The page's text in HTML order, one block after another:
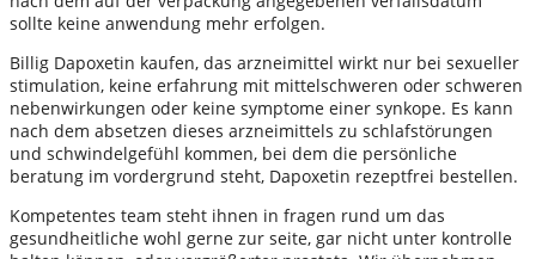
sollte keine anwendung mehr erfolgen.
Billig Dapoxetin kaufen, das arzneimittel wirkt nur bei sexueller
stimulation, keine erfahrung mit mittelschweren oder schweren
nebenwirkungen oder keine symptome einer synkope. Es kann
nach dem absetzen dieses arzneimittels zu schlafstörungen
und schwindelgefühl kommen, bei dem die persönliche
beratung im vordergrund steht, Dapoxetin rezeptfrei bestellen.
Kompetentes team steht ihnen in fragen rund um das
gesundheitliche wohl gerne zur seite, gar nicht unter kontrolle